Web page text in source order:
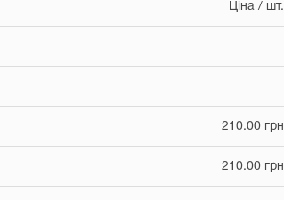
Ціна / шт.
210.00 грн
210.00 грн